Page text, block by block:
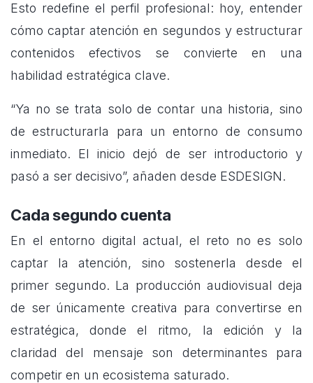
Esto redefine el perfil profesional: hoy, entender
cómo captar atención en segundos y estructurar
contenidos efectivos se convierte en una
habilidad estratégica clave.
“Ya no se trata solo de contar una historia, sino
de estructurarla para un entorno de consumo
inmediato. El inicio dejó de ser introductorio y
pasó a ser decisivo”, añaden desde ESDESIGN.
Cada segundo cuenta
En el entorno digital actual, el reto no es solo
captar la atención, sino sostenerla desde el
primer segundo. La producción audiovisual deja
de ser únicamente creativa para convertirse en
estratégica, donde el ritmo, la edición y la
claridad del mensaje son determinantes para
competir en un ecosistema saturado.